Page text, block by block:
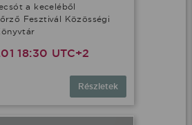
a keceléből
Fesztivál Közösségi
18:30 UTC+2
Részletek